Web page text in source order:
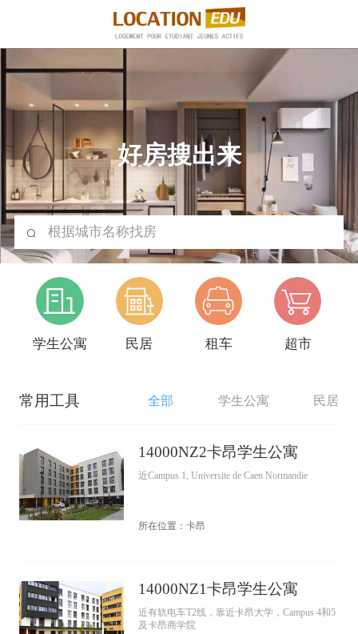
好房搜出来
根据城市名称找房
学生公寓 民居 租车 超市
常用工具 全部 学生公寓 民居
14000NZ2卡昂学生公寓
近Campus 1, Universite de Caen Normandie
所在位置：卡昂
14000NZ1卡昂学生公寓
近有轨电车T2线，靠近卡昂大学，Campus 4和5
及卡昂商学院